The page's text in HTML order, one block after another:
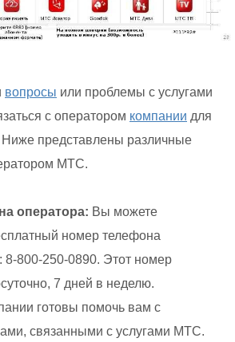
вопросы или проблемы с услугами
с оператором компании для
представлены различные
МТС.
оператора: Вы можете
номер телефона
800-250-0890. Этот номер
7 дней в неделю.
готовы помочь вам с
связанными с услугами МТС.